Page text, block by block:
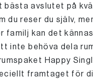
bästa avslutet på
du reser du själv,
familj kan det kännas
inte behöva dela
Happy
framtaget för